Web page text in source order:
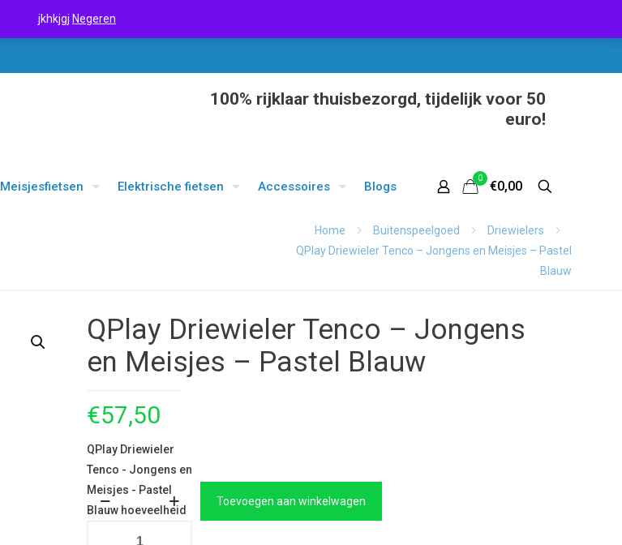
Meisjesfietsen Elektrische fietsen Accessoires Blogs
100% rijklaar thuisbezorgd, tijdelijk voor 50
euro!
0
€0,00
Home Buitenspeelgoed
Driewielers
QPlay Driewieler Tenco – Jongens en Meisjes – Pastel
Blauw
QPlay Driewieler Tenco – Jongens
en Meisjes – Pastel Blauw
€57,50
QPlay Driewieler
Tenco - Jongens en
Meisjes - Pastel
Blauw hoeveelheid
Toevoegen aan winkelwagen
jkhkjgj Negeren